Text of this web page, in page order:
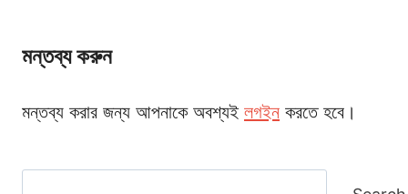
মন্তব্য করুন
মন্তব্য করার জন্য আপনাকে অবশ্যই লগইন করতে হবে।